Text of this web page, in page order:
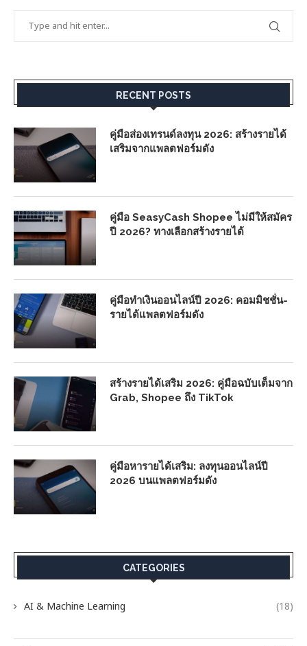
RECENT POSTS
คู่มือส่องเทรนด์ลงทุน 2026: สร้างรายได้
เสริมจากแพลตฟอร์มดัง
คู่มือ SeasyCash Shopee ไม่มีให้สมัคร
ปี 2026? ทางเลือกสร้างรายได้
คู่มือทำเงินออนไลน์ปี 2026: คอมมิชชั่น-
รายได้แพลตฟอร์มดัง
สร้างรายได้เสริม 2026: คู่มือฉบับเต็มจาก
Grab, Shopee ถึง TikTok
คู่มือหารายได้เสริม: ลงทุนออนไลน์ปี
2026 บนแพลตฟอร์มดัง
CATEGORIES
AI & Machine Learning (18)